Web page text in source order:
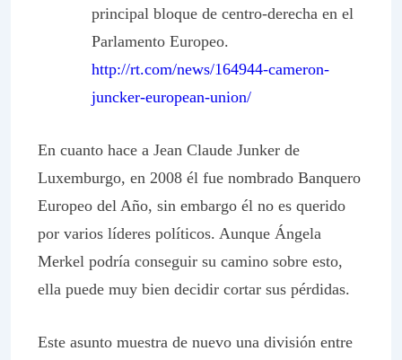
principal bloque de centro-derecha en el
Parlamento Europeo.
http://rt.com/news/164944-cameron-
juncker-european-union/
En cuanto hace a Jean Claude Junker de
Luxemburgo, en 2008 él fue nombrado Banquero
Europeo del Año, sin embargo él no es querido
por varios líderes políticos. Aunque Ángela
Merkel podría conseguir su camino sobre esto,
ella puede muy bien decidir cortar sus pérdidas.
Este asunto muestra de nuevo una división entre